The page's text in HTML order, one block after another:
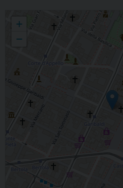
Congregazione di S.Lorenzo del Capitolo
+
−